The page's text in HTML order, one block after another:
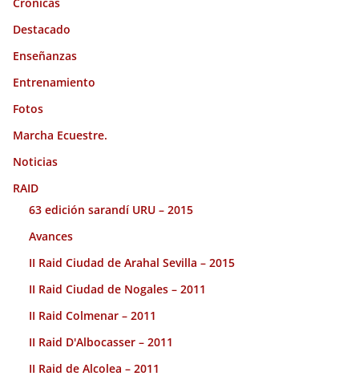
Destacado
Enseñanzas
Entrenamiento
Fotos
Marcha Ecuestre.
Noticias
RAID
63 edición sarandí URU – 2015
Avances
II Raid Ciudad de Arahal Sevilla – 2015
II Raid Ciudad de Nogales – 2011
II Raid Colmenar – 2011
II Raid D'Albocasser – 2011
II Raid de Alcolea – 2011